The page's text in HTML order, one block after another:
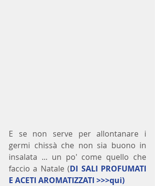
E se non serve per allontanare i
germi chissà che non sia buono in
insalata ... un po' come quello che
faccio a Natale (DI SALI PROFUMATI
E ACETI AROMATIZZATI >>>qui)